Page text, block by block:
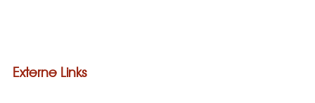
Externe Links